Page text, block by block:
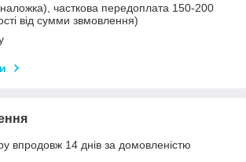
часткова передоплата 150-200
від сумми звмовлення)
впродовж 14 днів за домовленістю